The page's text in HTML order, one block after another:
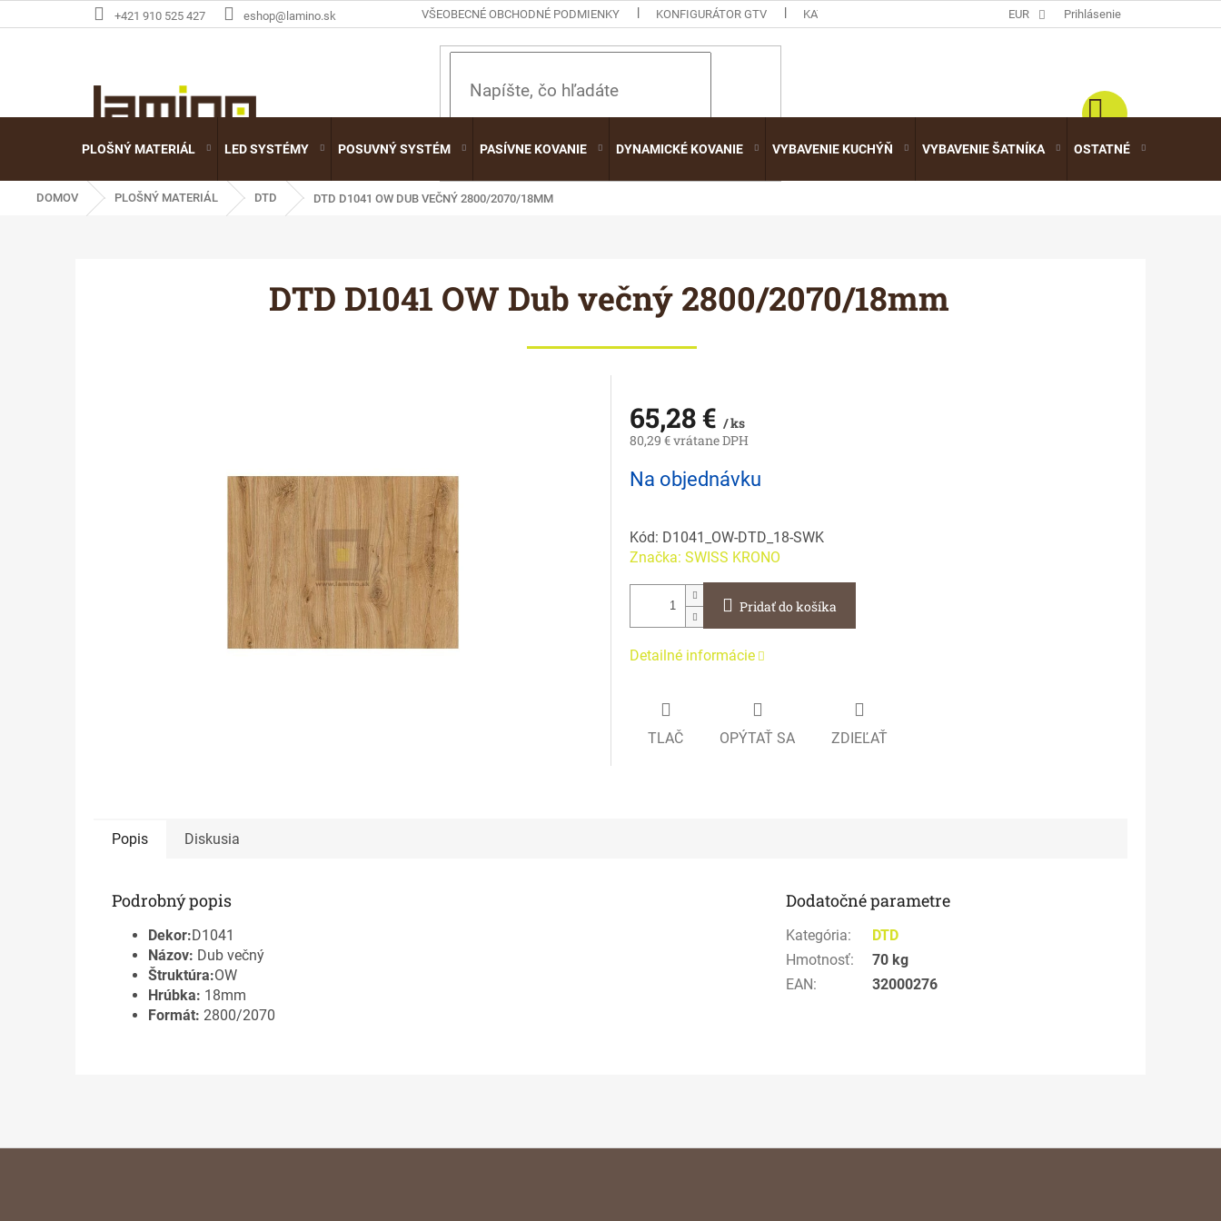
na
+421 910 525 427 eshop@lamino.sk VŠEOBECNÉ OBCHODNÉ PODMIENKY KONFIGURÁTOR GTV KATALÓGY EUR Prihlásenie
HĽADAŤ
PLOŠNÝ MATERIÁL LED SYSTÉMY POSUVNÝ SYSTÉM PASÍVNE KOVANIE DYNAMICKÉ KOVANIE VYBAVENIE KUCHÝŇ VYBAVENIE ŠATNÍKA OSTATNÉ
DOMOV PLOŠNÝ MATERIÁL DTD DTD D1041 OW DUB VEČNÝ 2800/2070/18MM
DTD D1041 OW Dub večný 2800/2070/18mm
65,28 € / ks
80,29 € vrátane DPH
Jednotková
cena:
Na objednávku
Kód: D1041_OW-DTD_18-SWK
Značka: SWISS KRONO
Pridať do košíka
Detailné informácie
TLAČ OPÝTAŤ SA ZDIEĽAŤ
Popis Diskusia
Podrobný popis
Dekor:D1041
Názov: Dub večný
Štruktúra:OW
Hrúbka: 18mm
Formát: 2800/2070
Dodatočné parametre
Kategória:
DTD
Hmotnosť:
70 kg
EAN: 32000276